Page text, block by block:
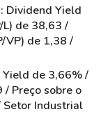
: Dividend Yield
L) de 38,63 /
VP) de 1,38 /
Yield de 3,66% /
/ Preço sobre o
Setor Industrial